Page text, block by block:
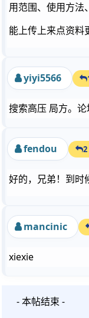
用范围、使用方法
能上传上来点资料
yiyi5566
搜索高压 局方。
fendou 2
好的，兄弟！到时
mancinic
xiexie
- 本帖结束 -